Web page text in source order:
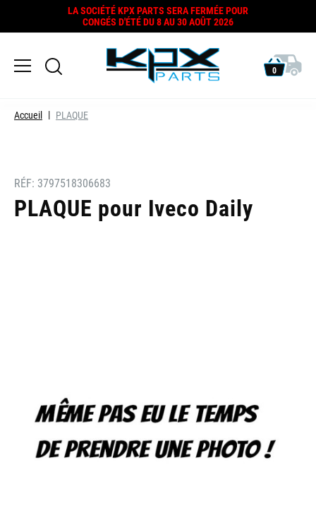
LA SOCIÉTÉ KPX PARTS SERA FERMÉE POUR
CONGÉS D'ÉTÉ DU 8 AU 30 AOÛT 2026
0
Accueil PLAQUE
RÉF: 3797518306683
PLAQUE pour Iveco Daily